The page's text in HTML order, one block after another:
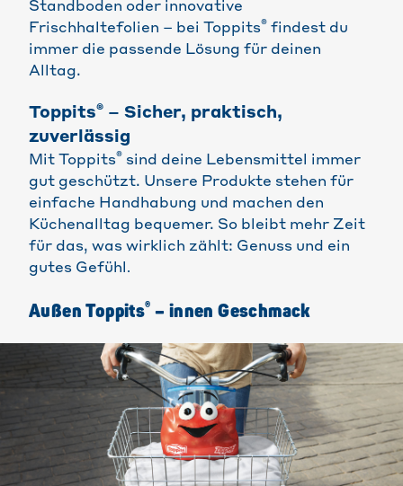
Standboden oder innovative
Frischhaltefolien – bei Toppits® findest du
immer die passende Lösung für deinen
Alltag.
Toppits® – Sicher, praktisch,
zuverlässig
Mit Toppits® sind deine Lebensmittel immer
gut geschützt. Unsere Produkte stehen für
einfache Handhabung und machen den
Küchenalltag bequemer. So bleibt mehr Zeit
für das, was wirklich zählt: Genuss und ein
gutes Gefühl .
Außen Toppits® – innen Geschmack